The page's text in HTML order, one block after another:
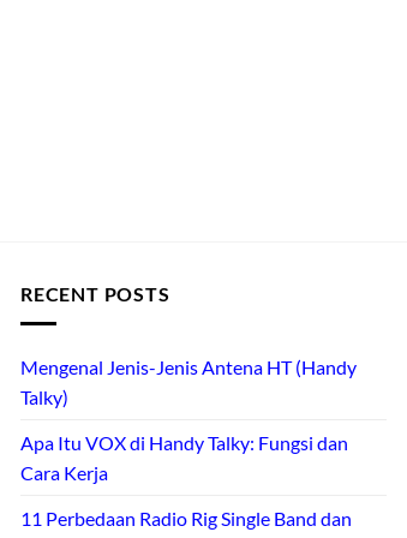
RECENT POSTS
Mengenal Jenis-Jenis Antena HT (Handy
Talky)
Apa Itu VOX di Handy Talky: Fungsi dan
Cara Kerja
11 Perbedaan Radio Rig Single Band dan